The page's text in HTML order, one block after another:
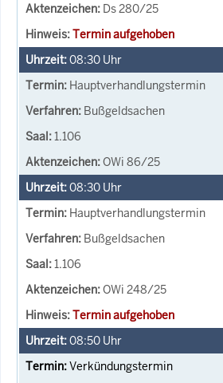
Ds 280/25
Termin aufgehoben
08:30 Uhr
Hauptverhandlungstermin
Bußgeldsachen
1.106
OWi 86/25
08:30 Uhr
Hauptverhandlungstermin
Bußgeldsachen
1.106
OWi 248/25
Termin aufgehoben
08:50 Uhr
Verkündungstermin